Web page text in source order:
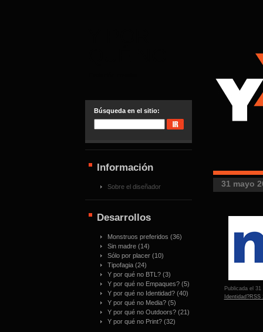
Búsqueda en el sitio:
Información
Sobre el diseñador
Desarrollos
Monstruos preferidos (36)
Sin madre(14)
Sólo por placer(10)
Tipofagia(24)
Y por qué no BTL?(3)
Y por qué no Empaques?(5)
Y por qué no Identidad?(40)
Y por qué no Media?(5)
Y por qué no Outdoors?(21)
Y por qué no Print?(32)
31 mayo
Publicada el
Identidad?RSS